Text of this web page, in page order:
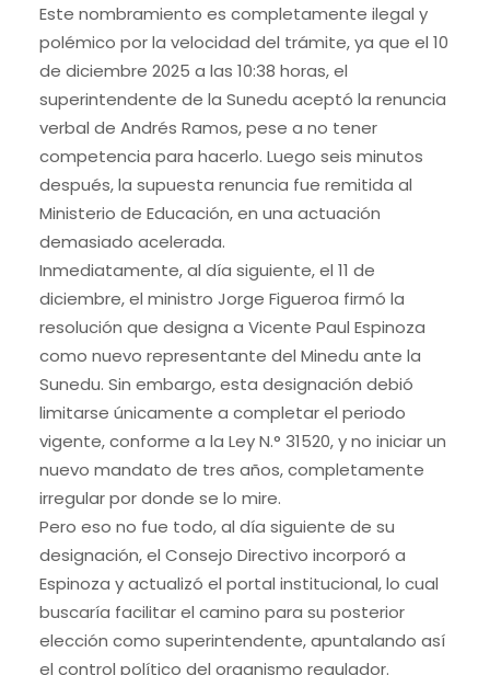
Este nombramiento es completamente ilegal y
polémico por la velocidad del trámite, ya que el 10
de diciembre 2025 a las 10:38 horas, el
superintendente de la Sunedu aceptó la renuncia
verbal de Andrés Ramos, pese a no tener
competencia para hacerlo. Luego seis minutos
después, la supuesta renuncia fue remitida al
Ministerio de Educación, en una actuación
demasiado acelerada.
Inmediatamente, al día siguiente, el 11 de
diciembre, el ministro Jorge Figueroa firmó la
resolución que designa a Vicente Paul Espinoza
como nuevo representante del Minedu ante la
Sunedu. Sin embargo, esta designación debió
limitarse únicamente a completar el periodo
vigente, conforme a la Ley N.° 31520, y no iniciar un
nuevo mandato de tres años, completamente
irregular por donde se lo mire.
Pero eso no fue todo, al día siguiente de su
designación, el Consejo Directivo incorporó a
Espinoza y actualizó el portal institucional, lo cual
buscaría facilitar el camino para su posterior
elección como superintendente, apuntalando así
el control político del organismo regulador.